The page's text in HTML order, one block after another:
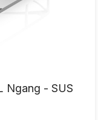
Ngang - SUS